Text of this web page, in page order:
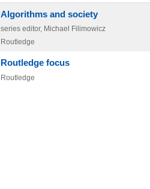
Algorithms and society
series editor, Michael Filimowicz
Routledge
Routledge focus
Routledge